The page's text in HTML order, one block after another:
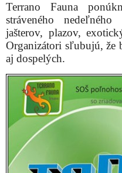
Terrano Fauna
stráveného
jašterov, plazov,
Organizátori sľubujú, že
aj dospelých.